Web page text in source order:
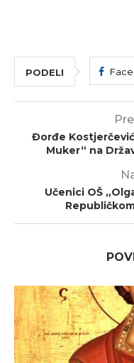
PODELI
Đorđe
Muker“ na
Učenici OŠ